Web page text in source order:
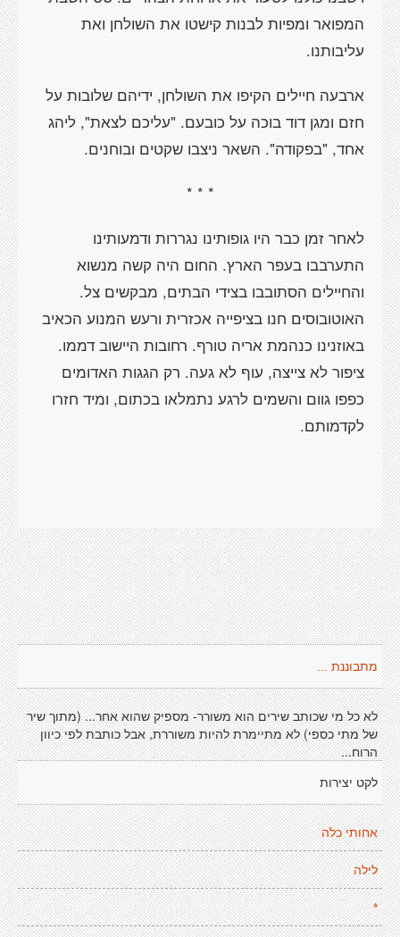
המפואר ומפיות לבנות קישטו את השולחן ואת
עליבותנו.
ארבעה חיילים הקיפו את השולחן, ידיהם שלובות על
חזם ומגן דוד בוכה על כובעם. "עליכם לצאת", ליהג
אחד, "בפקודה". השאר ניצבו שקטים ובוחנים.
* * *
לאחר זמן כבר היו גופותינו נגררות ודמעותינו
התערבבו בעפר הארץ. החום היה קשה מנשוא
והחיילים הסתובבו בצידי הבתים, מבקשים צל.
האוטובוסים חנו בציפייה אכזרית ורעש המנוע הכאיב
באוזנינו כנהמת אריה טורף. רחובות היישוב דממו.
ציפור לא צייצה, עוף לא געה. רק הגגות האדומים
כפפו גוום והשמים לרגע נתמלאו בכתום, ומיד חזרו
לקדמותם.
מתבוננת ...
לא כל מי שכותב שירים הוא משורר- מספיק שהוא אחר... (מתוך שיר
של מתי כספי) לא מתיימרת להיות משוררת, אבל כותבת לפי כיוון
הרוח...
לקט יצירות
אחותי כלה
לילה
*